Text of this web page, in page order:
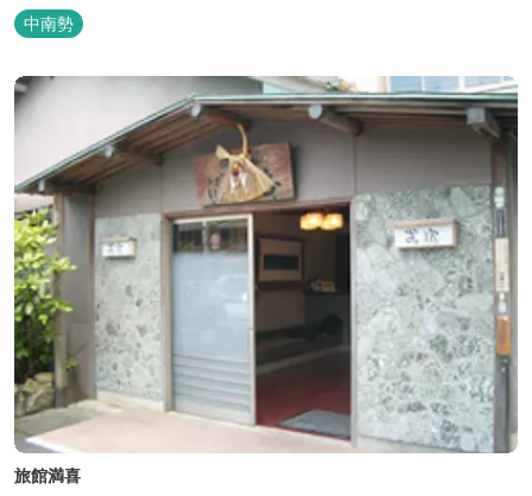
農園エリアに建つHACIENDA VISON。 ホテル名
の“HACIENDA”は、スペイン語で荘園の主の館を...
中南勢
旅館満喜